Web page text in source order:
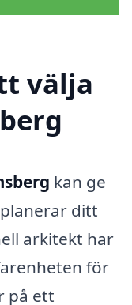
välja
kan ge
ditt
arkitekt har
för
på ett